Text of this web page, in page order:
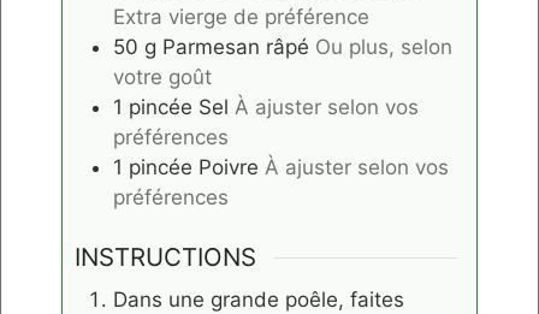
Extra vierge de préférence
50 g Parmesan râpé Ou plus, selon
votre goût
1 pincée Sel À ajuster selon vos
préférences
1 pincée Poivre À ajuster selon vos
préférences
INSTRUCTIONS
Dans une grande poêle, faites